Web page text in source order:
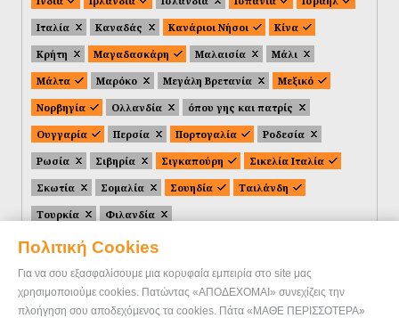
Πολιτική Cookies
Για να σου εξασφαλίσουμε μια κορυφαία εμπειρία στο site μας
χρησιμοποιούμε cookies. Πατώντας «ΑΠΟΔΕΧΟΜΑΙ» συνεχίζεις την
πλοήγηση σου αποδεχόμενος τα cookies. Πάτα «ΜΑΘΕ ΠΕΡΙΣΣΟΤΕΡΑ»
Ιταλία
Καναδάς Κανάριοι Νήσοι
Κίνα
Κρήτη
Μαγαδασκάρη Μαλαισία
Μάλι
Μάλτα
Μαρόκο Μεγάλη Βρετανία
Μεξικό
Νορβηγία
Ολλανδία
όπου γης και πατρίς
Ουγγαρία
Περσία Πορτογαλία
Ροδεσία
Ρωσία
Σιβηρία Σιγκαπούρη
Σικελία Ιταλία
Σκωτία
Σομαλία Σουηδία
Ταιλάνδη
Τουρκία
Φιλανδία